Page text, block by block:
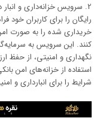
2. سرویس خزانه‌داری و
رایگان را برای کاربران خود
خریداری شده را به صورت
کنند. این سرویس به
نگهداری و امنیتی، از حفظ
استفاده از خزانه‌های امن
شرایط را برای انبارداری و